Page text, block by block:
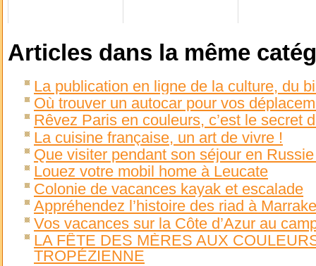
Articles dans la même
La publication en ligne de la culture, du
Où trouver un autocar pour vos
Rêvez Paris en couleurs, c’est le secret
La cuisine française, un art de vivre !
Que visiter pendant son séjour en
Louez votre mobil home à Leucate
Colonie de vacances kayak et escalade
Appréhendez l’histoire des riad à
Vos vacances sur la Côte d’Azur au
LA FÊTE DES MÈRES AUX
TROPÉZIENNE